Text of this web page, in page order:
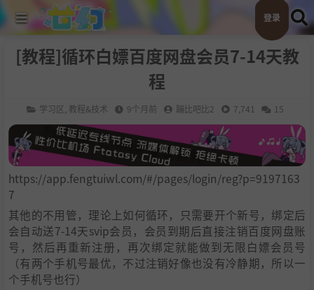
登录
[教程]循环白嫖百度网盘会员7-14天教
程
学习区 教程&技术 9个月前 蹦比吧比2 7,741 15
https://app.fengtuiwl.com/#/pages/login/reg?p=9197163
7
其他的不用管，理论上如何循环，只需要开个新号，绑定后
会自动送7-14天svip会员，会员到期后直接注销百度网盘账
号，然后再重新注册，再次绑定就能做到无限白嫖会员号
（有两个手机号最优，不过注销好像也没有冷静期，所以一
个手机号也行）